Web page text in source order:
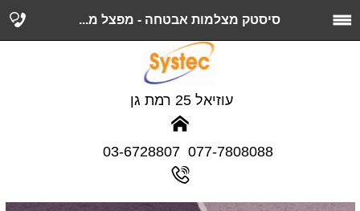
סיסטק מצלמות אבטחה - מפצל מ...
077-7808088 03-6728807
עוזיאל 25 רמת גן